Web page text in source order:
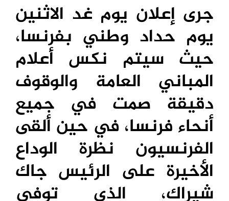
جرى إعلان يوم غد الاثنين
يوم حداد وطني بفرنسا،
حيث سيتم نكس أعلام
المباني العامة والوقوف
دقيقة صمت في جميع
أنحاء فرنسا، في حين ألقى
الفرنسيون نظرة الوداع
الأخيرة على الرئيس جاك
شيراك، الذي توفي